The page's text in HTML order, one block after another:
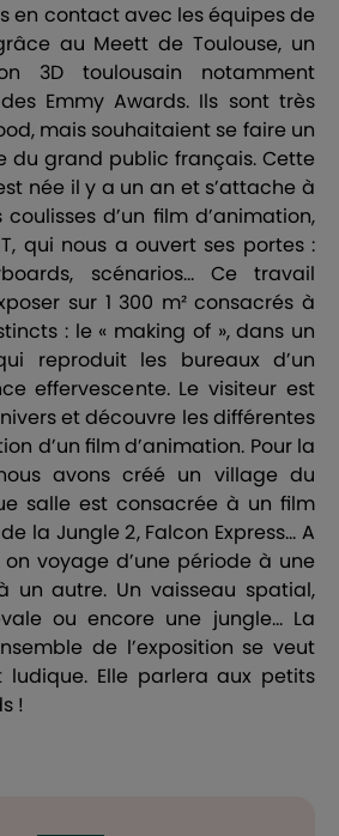
en contact avec les équipes de
au Meett de Toulouse, un
3D toulousain notamment
Emmy Awards. Ils sont très
mais souhaitaient se faire un
du grand public français. Cette
née il y a un an et s’attache à
d’un film d’animation,
qui nous a ouvert ses portes :
scénarios… Ce travail
sur 1 300 m² consacrés à
: le « making of », dans un
reproduit les bureaux d’un
effervescente. Le visiteur est
et découvre les différentes
d’un film d’animation. Pour la
avons créé un village du
salle est consacrée à un film
de la Jungle 2, Falcon Express… A
voyage d’une période à une
un autre. Un vaisseau spatial,
ou encore une jungle... La
de l’exposition se veut
Elle parlera aux petits
!